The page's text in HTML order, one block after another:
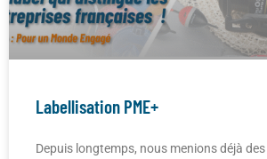
Labellisation PME+
Depuis longtemps, nous menions déjà